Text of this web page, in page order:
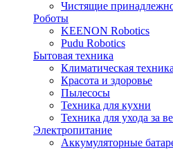
Чистящие
Роботы
KEENON Robotics
Pudu Robotics
Бытовая техника
Климатическая техника
Красота и здоровье
Пылесосы
Техника для кухни
Техника для ухода за
Электропитание
Аккумуляторные